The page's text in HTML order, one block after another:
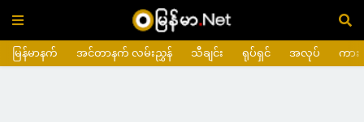
မြန်မာနက် အင်တာနက် လမ်းညွှန် သီချင်း ရုပ်ရှင် အလုပ် ကား